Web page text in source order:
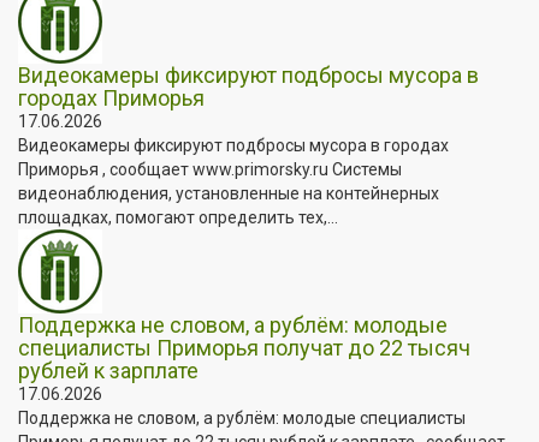
Видеокамеры фиксируют подбросы мусора в
городах Приморья
17.06.2026
Видеокамеры фиксируют подбросы мусора в городах
Приморья , сообщает www.primorsky.ru Системы
видеонаблюдения, установленные на контейнерных
площадках, помогают определить тех,...
Поддержка не словом, а рублём: молодые
специалисты Приморья получат до 22 тысяч
рублей к зарплате
17.06.2026
Поддержка не словом, а рублём: молодые специалисты